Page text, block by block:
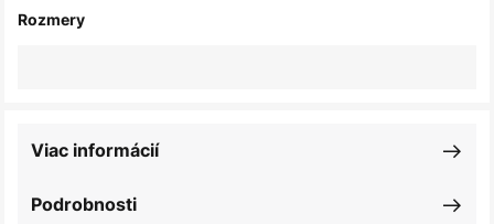
Rozmery
Podrobnosti
Viac informácií